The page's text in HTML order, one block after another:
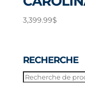
3,399.99$
RECHERCHE
Recherche